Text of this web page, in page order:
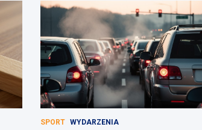
SPORT WYDARZENIA